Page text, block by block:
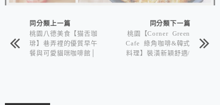
同分類上一篇
桃園八德美食【猫舌珈
琲】巷弄裡的優質早午
餐與可愛貓咪咖啡館│
同分類下一篇
桃園【Corner Green
Cafe 綠角咖啡&韓式
料理】裝潢新穎舒適/